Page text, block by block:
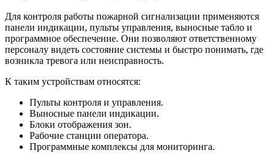
Для контроля работы пожарной сигнализации применяются
панели индикации, пульты управления, выносные табло и
программное обеспечение. Они позволяют ответственному
персоналу видеть состояние системы и быстро понимать, где
возникла тревога или неисправность.
К таким устройствам относятся:
Пульты контроля и управления.
Выносные панели индикации.
Блоки отображения зон.
Рабочие станции оператора.
Программные комплексы для мониторинга.